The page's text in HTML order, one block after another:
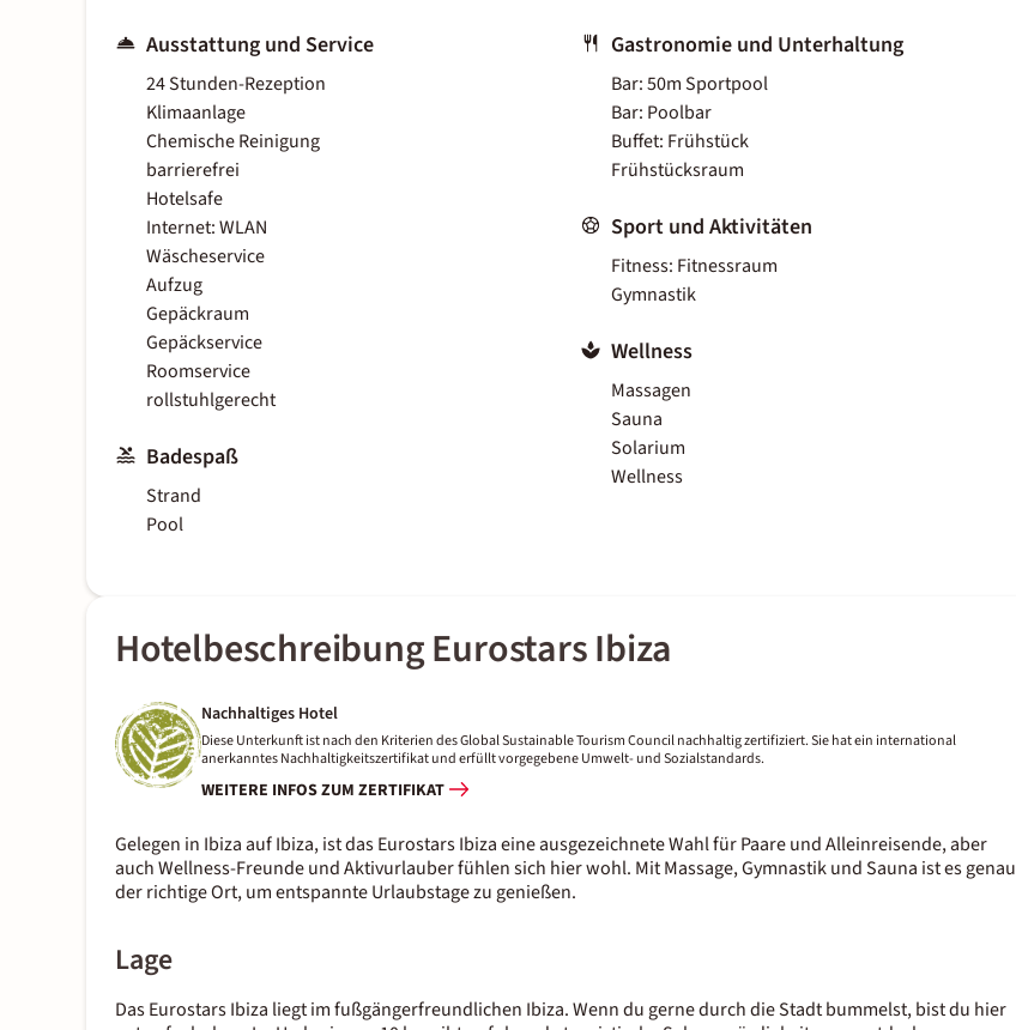
Ausstattung und Service
24 Stunden-Rezeption
Klimaanlage
Chemische Reinigung
barrierefrei
Hotelsafe
Internet: WLAN
Wäscheservice
Aufzug
Gepäckraum
Gepäckservice
Roomservice
rollstuhlgerecht
Badespaß
Strand
Pool
Gastronomie und Unterhaltung
Bar: 50m Sportpool
Bar: Poolbar
Buffet: Frühstück
Frühstücksraum
Sport und Aktivitäten
Fitness: Fitnessraum
Gymnastik
Wellness
Massagen
Sauna
Solarium
Wellness
Hotelbeschreibung Eurostars Ibiza
Nachhaltiges Hotel
Diese Unterkunft ist nach den Kriterien des Global Sustainable Tourism Council nachhaltig zertifiziert. Sie hat ein international
anerkanntes Nachhaltigkeitszertifikat und erfüllt vorgegebene Umwelt- und Sozialstandards.
WEITERE INFOS ZUM ZERTIFIKAT
Gelegen in Ibiza auf Ibiza, ist das Eurostars Ibiza eine ausgezeichnete Wahl für Paare und Alleinreisende, aber
auch Wellness-Freunde und Aktivurlauber fühlen sich hier wohl. Mit Massage, Gymnastik und Sauna ist es genau
der richtige Ort, um entspannte Urlaubstage zu genießen.
Lage
Das Eurostars Ibiza liegt im fußgängerfreundlichen Ibiza. Wenn du gerne durch die Stadt bummelst, bist du hier